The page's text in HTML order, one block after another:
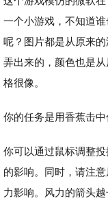
一个小游戏，不知道
呢？图片都是从原来
弄出来的，颜色也是
格很像。
你的任务是用香蕉击中
你可以通过鼠标调整
的影响。同时，请注
力影响。风力的箭头